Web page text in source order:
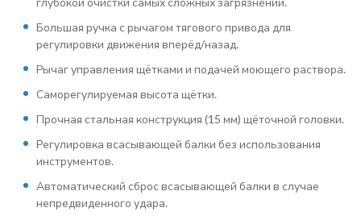
Большая ручка с рычагом тягового привода для
регулировки движения вперёд/назад.
Рычаг управления щётками и подачей моющего раствора.
Саморегулируемая высота щётки.
Прочная стальная конструкция (15 мм) щёточной головки.
Регулировка всасывающей балки без использования
инструментов.
Автоматический сброс всасывающей балки в случае
непредвиденного удара.